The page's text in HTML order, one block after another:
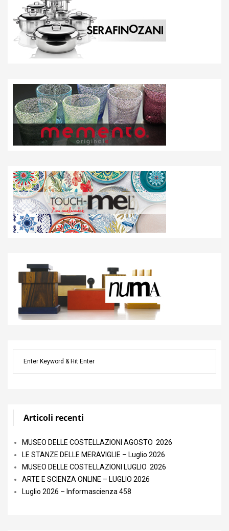
Articoli recenti
MUSEO DELLE COSTELLAZIONI AGOSTO 2026
LE STANZE DELLE MERAVIGLIE – Luglio 2026
MUSEO DELLE COSTELLAZIONI LUGLIO 2026
ARTE E SCIENZA ONLINE – LUGLIO 2026
Luglio 2026 – Informascienza 458